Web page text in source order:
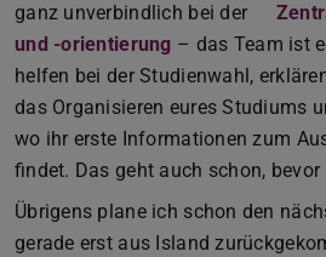
ganz unverbindlich bei der
und -orientierung – das Team ist
helfen bei der Studienwahl,
das Organisieren eures Studiums
wo ihr erste Informationen zum
findet. Das geht auch schon,
Übrigens plane ich schon den
gerade erst aus Island